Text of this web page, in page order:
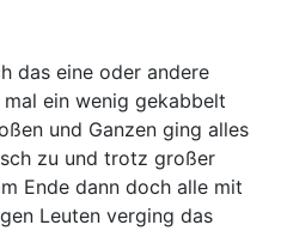
das eine oder andere
ein wenig gekabbelt
und Ganzen ging alles
zu und trotz großer
Ende dann doch alle mit
Leuten verging das